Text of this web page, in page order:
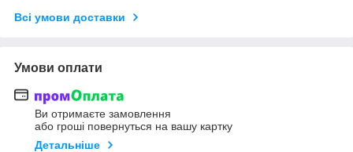
Всі умови доставки
Умови оплати
Ви отримаєте замовлення
або гроші повернуться на вашу картку
Детальніше